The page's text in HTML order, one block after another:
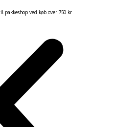
pakkeshop ved køb over 750 kr